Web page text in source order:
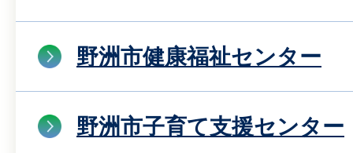
野洲市健康福祉センター
野洲市子育て支援センター